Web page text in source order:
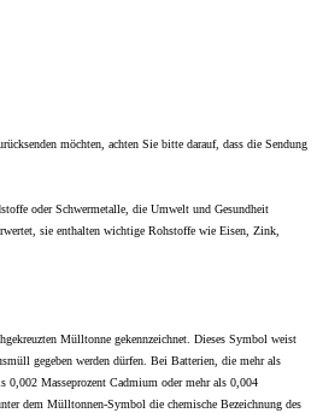
möchten, achten Sie bitte darauf, dass die Sendung
oder Schwermetalle, die Umwelt und Gesundheit
sie enthalten wichtige Rohstoffe wie Eisen, Zink,
Mülltonne gekennzeichnet. Dieses Symbol weist
gegeben werden dürfen. Bei Batterien, die mehr als
0,002 Masseprozent Cadmium oder mehr als 0,004
dem Mülltonnen-Symbol die chemische Bezeichnung des